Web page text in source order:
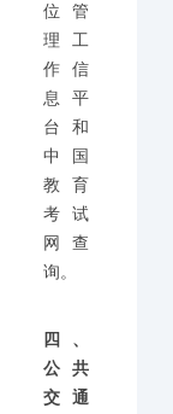
位管
理工
作信
息平
台和
中国
教育
考试
网查
询。
四、
公共
交通